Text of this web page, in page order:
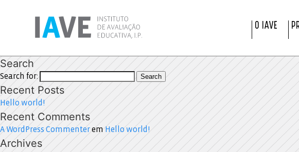
O IAVE
Search
Search for: Search
Recent Posts
Hello world!
Recent Comments
A WordPress Commenterem Hello world!
Archives